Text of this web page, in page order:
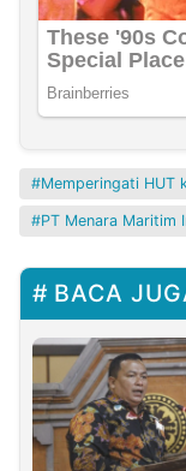
Memperingati HUT
PT Menara Maritim
BACA